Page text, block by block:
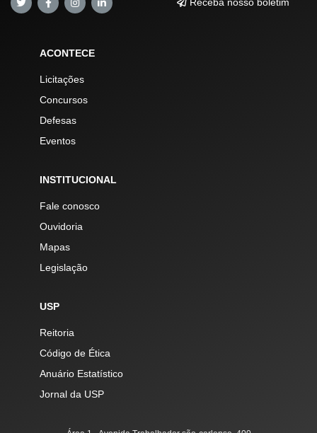
ACONTECE
Licitações
Concursos
Defesas
Eventos
INSTITUCIONAL
Fale conosco
Ouvidoria
Mapas
Legislação
USP
Reitoria
Código de Ética
Anuário Estatístico
Jornal da USP